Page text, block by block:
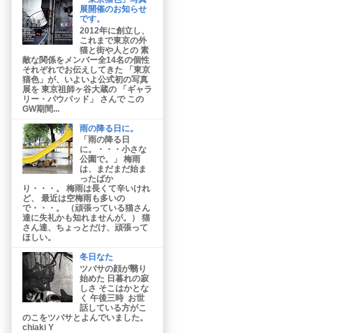
展開催のお知らせ
です。
2012年に創立し、
これまで東京の外
猫と街や人との 素
敵な関係をメンバー全14名の個性
それぞれでお伝えしてきた 「東京
猫色」が、いよいよ公式初の写真
展を 東京祖師ヶ谷大蔵の 「ギャラ
リー・パウパッド」 さんで この
GW期間...
雨の降る日に。
「雨の降る日
に。・・・小さな
公園で。」 梅雨
は、まだまだ始ま
ったばか
り・・・。 梅雨は長くて辛いけれ
ど、 最近は空梅雨も多いの
で・・・。 （頑張っている猫さん
達に失礼かも知れませんが。） 猫
さん達、ちょっとだけ、頑張って
ほしい。
冬日なた
ツバサの顔が翳り
始めた 日暮れの寂
しさ そこはかとな
く 午後三時 お世
話している方がこ
のこをツバサとよんでいました。
chiaki Y